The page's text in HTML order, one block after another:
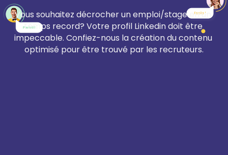
Vous souhaitez décrocher un emploi/stage en un
temps record? Votre profil Linkedin doit être
impeccable. Confiez-nous la création du contenu
optimisé pour être trouvé par les recruteurs.